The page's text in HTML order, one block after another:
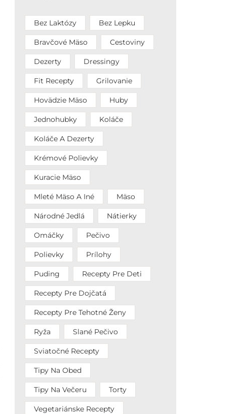
Bez Laktózy Bez Lepku
Bravčové Mäso Cestoviny
Dezerty Dressingy
Fit Recepty Grilovanie
Hovädzie Mäso Huby
Jednohubky Koláče
Koláče A Dezerty
Krémové Polievky
Kuracie Mäso
Mleté Mäso A Iné Mäso
Národné Jedlá Nátierky
Omáčky Pečivo
Polievky Prílohy
Puding Recepty Pre Deti
Recepty Pre Dojčatá
Recepty Pre Tehotné Ženy
Ryža Slané Pečivo
Sviatočné Recepty
Tipy Na Obed
Tipy Na Večeru Torty
Vegetariánske Recepty